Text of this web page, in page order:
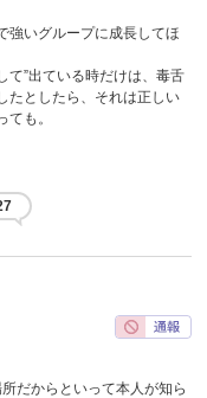
強いグループに成長してほ
て”出ている時だけは、毒舌
たとしたら、それは正しい
も。
だからといって本人が知ら